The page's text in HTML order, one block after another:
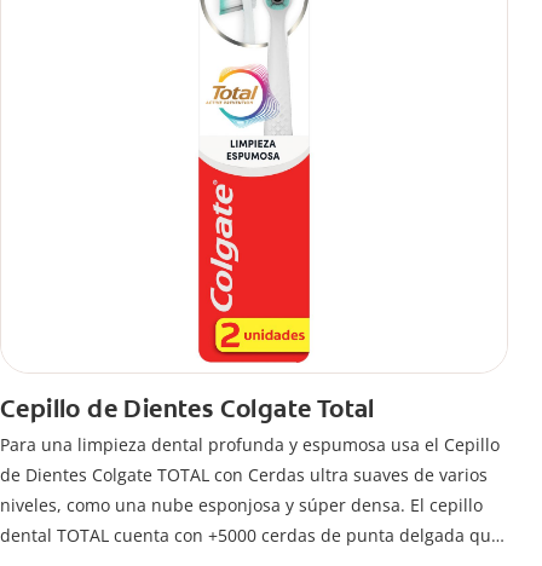
Cepillo de Dientes Colgate Total
Para una limpieza dental profunda y espumosa usa el Cepillo
de Dientes Colgate TOTAL con Cerdas ultra suaves de varios
niveles, como una nube esponjosa y súper densa. El cepillo
dental TOTAL cuenta con +5000 cerdas de punta delgada que